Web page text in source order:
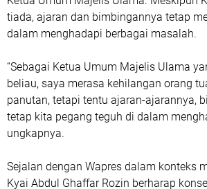
tiada, ajaran dan bimbingannya tetap
dalam menghadapi berbagai masalah.
“Sebagai Ketua Umum Majelis Ulama
beliau, saya merasa kehilangan orang
panutan, tetapi tentu ajaran-ajarannya,
tetap kita pegang teguh di dalam
ungkapnya.
Sejalan dengan Wapres dalam konteks
Kyai Abdul Ghaffar Rozin berharap